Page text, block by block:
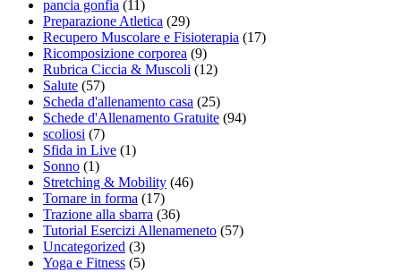
pancia gonfia (11)
Preparazione Atletica (29)
Recupero Muscolare e Fisioterapia (17)
Ricomposizione corporea (9)
Rubrica Ciccia & Muscoli (12)
Salute (57)
Scheda d'allenamento casa (25)
Schede d'Allenamento Gratuite (94)
scoliosi (7)
Sfida in Live (1)
Sonno (1)
Stretching & Mobility (46)
Tornare in forma (17)
Trazione alla sbarra (36)
Tutorial Esercizi Allenameneto (57)
Uncategorized (3)
Yoga e Fitness (5)